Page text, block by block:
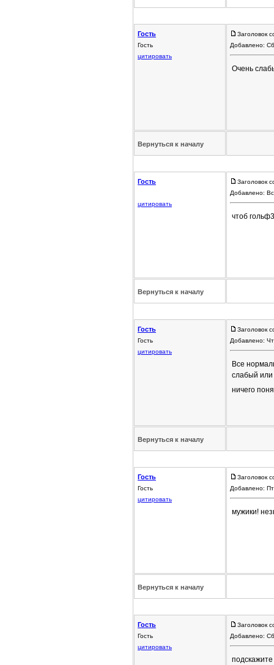
Гость
Гость
цитировать
Заголовок
Добавлено:
Очень
Вернуться к началу
Гость
цитировать
Заголовок
Добавлено:
чтоб
Вернуться к началу
Гость
Гость
цитировать
Заголовок
Добавлено:
Все
слабый или
ничего
Вернуться к началу
Гость
Гость
цитировать
Заголовок
Добавлено:
мужики!
Вернуться к началу
Гость
Гость
цитировать
Заголовок
Добавлено: